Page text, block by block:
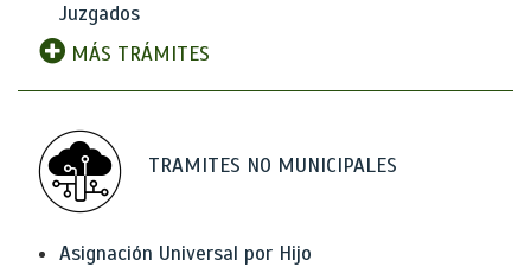
Juzgados
MÁS TRÁMITES
TRAMITES NO MUNICIPALES
Asignación Universal por Hijo